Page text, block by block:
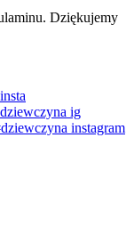
Dziękujemy
ig
instagram